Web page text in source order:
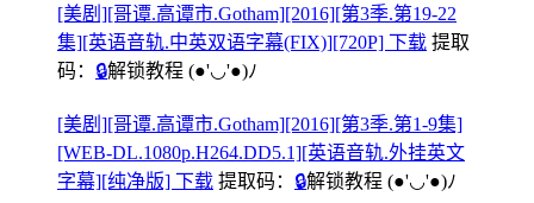
[美剧][哥谭.高谭市.Gotham][2016][第3季.第19-22
集][英语音轨.中英双语字幕(FIX)][720P] 下载 提取
码： 🔒解锁教程 (●'◡'●)ﾉ
[美剧][哥谭.高谭市.Gotham][2016][第3季.第1-9集]
[WEB-DL.1080p.H264.DD5.1][英语音轨.外挂英文
字幕][纯净版] 下载 提取码： 🔒解锁教程 (●'◡'●)ﾉ